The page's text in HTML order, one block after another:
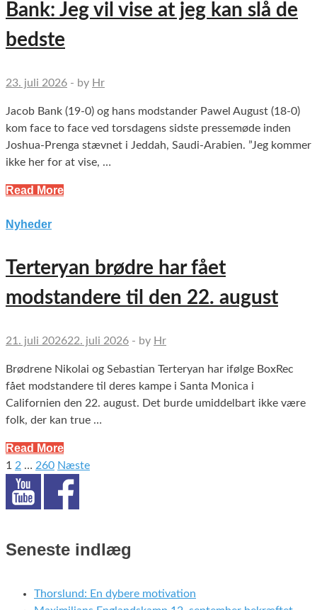
Bank: Jeg vil vise at jeg kan slå de
bedste
23. juli 2026 - by Hr
Jacob Bank (19-0) og hans modstander Pawel August (18-0)
kom face to face ved torsdagens sidste pressemøde inden
Joshua-Prenga stævnet i Jeddah, Saudi-Arabien. ”Jeg kommer
ikke her for at vise, …
Read More
Nyheder
Terteryan brødre har fået
modstandere til den 22. august
21. juli 202622. juli 2026 - by Hr
Brødrene Nikolai og Sebastian Terteryan har ifølge BoxRec
fået modstandere til deres kampe i Santa Monica i
Californien den 22. august. Det burde umiddelbart ikke være
folk, der kan true …
Read More
Indlægsinddeling
1 2 … 260 Næste
Seneste indlæg
Thorslund: En dybere motivation